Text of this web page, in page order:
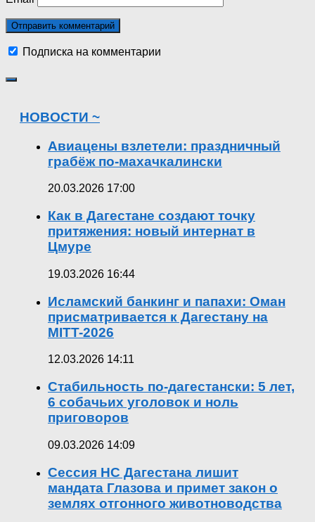
Подписка на комментарии
НОВОСТИ ~
Авиацены взлетели: праздничный
грабёж по-махачкалински
20.03.2026 17:00
Как в Дагестане создают точку
притяжения: новый интернат в
Цмуре
19.03.2026 16:44
Исламский банкинг и папахи: Оман
присматривается к Дагестану на
MITT-2026
12.03.2026 14:11
Стабильность по-дагестански: 5 лет,
6 собачьих уголовок и ноль
приговоров
09.03.2026 14:09
Сессия НС Дагестана лишит
мандата Глазова и примет закон о
землях отгонного животноводства